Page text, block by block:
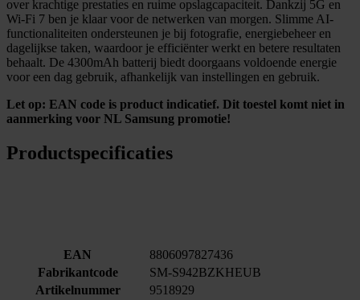
over krachtige prestaties en ruime opslagcapaciteit. Dankzij 5G en
Wi-Fi 7 ben je klaar voor de netwerken van morgen. Slimme AI-
functionaliteiten ondersteunen je bij fotografie, energiebeheer en
dagelijkse taken, waardoor je efficiënter werkt en betere resultaten
behaalt. De 4300mAh batterij biedt doorgaans voldoende energie
voor een dag gebruik, afhankelijk van instellingen en gebruik.
Let op: EAN code is product indicatief. Dit toestel komt niet in
aanmerking voor NL Samsung promotie!
Productspecificaties
EAN
8806097827436
Fabrikantcode
SM-S942BZKHEUB
Artikelnummer
9518929